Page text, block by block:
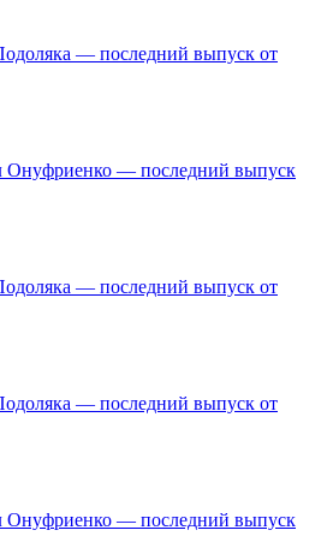
— последний выпуск от
Онуфриенко — последний выпуск
— последний выпуск от
— последний выпуск от
Онуфриенко — последний выпуск